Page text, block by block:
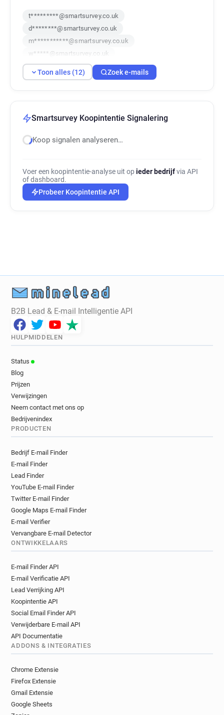
t*********@smartsurvey.co.uk
d********@smartsurvey.co.uk
m***********@smartsurvey.co.uk
w*****@smartsurvey.co.uk
q******@smartsurvey.co.uk
e******@smartsurvey.co.uk
h*******@smartsurvey.co.uk
j*****@smartsurvey.co.uk
l*****@smartsurvey.co.uk
Toon alles (12) Zoek e-mails
Smartsurvey Koopintentie Signalering
Koop signalen analyseren…
Voer een koopintentie-analyse uit op ieder bedrijfvia API
of dashboard.
Probeer Koopintentie API
B2B Lead & E-mail Intelligentie API
HULPMIDDELEN
Status
Blog
Prijzen
Verwijzingen
Neem contact met ons op
Bedrijvenindex
PRODUCTEN
Bedrijf E-mail Finder
E-mail Finder
Lead Finder
YouTube E-mail Finder
Twitter E-mail Finder
Google Maps E-mail Finder
E-mail Verifier
Vervangbare E-mail Detector
ONTWIKKELAARS
E-mail Finder API
E-mail Verificatie API
Lead Verrijking API
Koopintentie API
Social Email Finder API
Verwijderbare E-mail API
API Documentatie
ADDONS & INTEGRATIES
Chrome Extensie
Firefox Extensie
Gmail Extensie
Google Sheets